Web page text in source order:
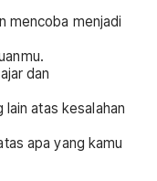
mencoba menjadi
dan
atas kesalahan
apa yang kamu